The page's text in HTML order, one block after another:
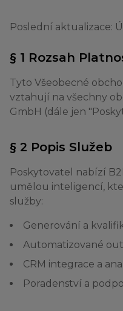
Poslední aktualizace:
§ 1 Rozsah
Tyto Všeobecné
vztahují na všechny
GmbH (dále jen
§ 2 Popis Služeb
Poskytovatel nabízí
umělou inteligencí,
služby:
Generování a
Automatizované
CRM integrace a
Poradenství a